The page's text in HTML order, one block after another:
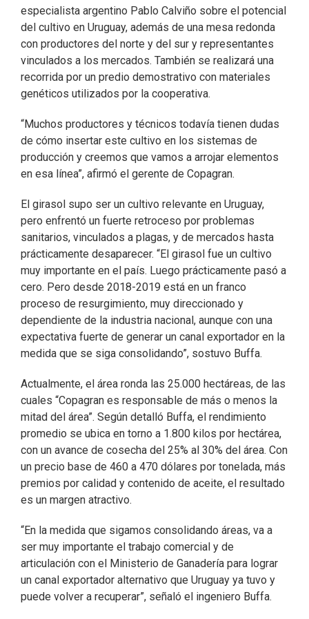
especialista argentino Pablo Calviño sobre el potencial
del cultivo en Uruguay, además de una mesa redonda
con productores del norte y del sur y representantes
vinculados a los mercados. También se realizará una
recorrida por un predio demostrativo con materiales
genéticos utilizados por la cooperativa.
“Muchos productores y técnicos todavía tienen dudas
de cómo insertar este cultivo en los sistemas de
producción y creemos que vamos a arrojar elementos
en esa línea”, afirmó el gerente de Copagran.
El girasol supo ser un cultivo relevante en Uruguay,
pero enfrentó un fuerte retroceso por problemas
sanitarios, vinculados a plagas, y de mercados hasta
prácticamente desaparecer. “El girasol fue un cultivo
muy importante en el país. Luego prácticamente pasó a
cero. Pero desde 2018-2019 está en un franco
proceso de resurgimiento, muy direccionado y
dependiente de la industria nacional, aunque con una
expectativa fuerte de generar un canal exportador en la
medida que se siga consolidando”, sostuvo Buffa.
Actualmente, el área ronda las 25.000 hectáreas, de las
cuales “Copagran es responsable de más o menos la
mitad del área”. Según detalló Buffa, el rendimiento
promedio se ubica en torno a 1.800 kilos por hectárea,
con un avance de cosecha del 25% al 30% del área. Con
un precio base de 460 a 470 dólares por tonelada, más
premios por calidad y contenido de aceite, el resultado
es un margen atractivo.
“En la medida que sigamos consolidando áreas, va a
ser muy importante el trabajo comercial y de
articulación con el Ministerio de Ganadería para lograr
un canal exportador alternativo que Uruguay ya tuvo y
puede volver a recuperar”, señaló el ingeniero Buffa.